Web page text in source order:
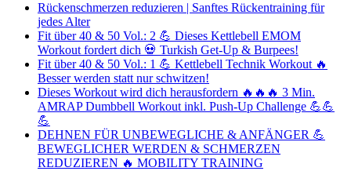
Rückenschmerzen reduzieren | Sanftes Rückentraining für
jedes Alter
Fit über 40 & 50 Vol.: 2 💪 Dieses Kettlebell EMOM
Workout fordert dich 💀 Turkish Get-Up & Burpees!
Fit über 40 & 50 Vol.: 1 💪 Kettlebell Technik Workout 🔥
Besser werden statt nur schwitzen!
Dieses Workout wird dich herausfordern 🔥🔥🔥 3 Min.
AMRAP Dumbbell Workout inkl. Push-Up Challenge 💪💪
💪
DEHNEN FÜR UNBEWEGLICHE & ANFÄNGER 💪
BEWEGLICHER WERDEN & SCHMERZEN
REDUZIEREN 🔥 MOBILITY TRAINING